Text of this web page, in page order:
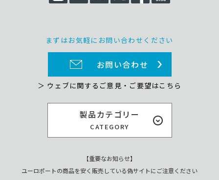
製品カテゴリー
CATEGORY
まずはお気軽にお問い合わせください
お問い合わせ
＞ ウェブに関するご意見・ご要望はこちら
【重要なお知らせ】
ユーロポートの商品を安く販売している偽サイトにご注意ください